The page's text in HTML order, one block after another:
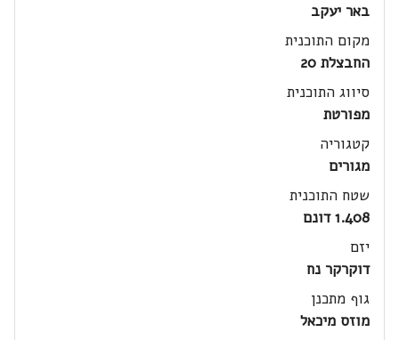
באר יעקב
מקום התוכנית
החבצלת 20
סיווג התוכנית
מפורטת
קטגוריה
מגורים
שטח התוכנית
1.408 דונם
יזם
דוקרקר נח
גוף מתכנן
מוזס מיכאל